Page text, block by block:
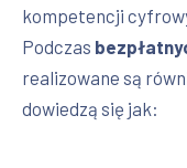
kompetencji
Podczas
realizowane są
dowiedzą się jak: